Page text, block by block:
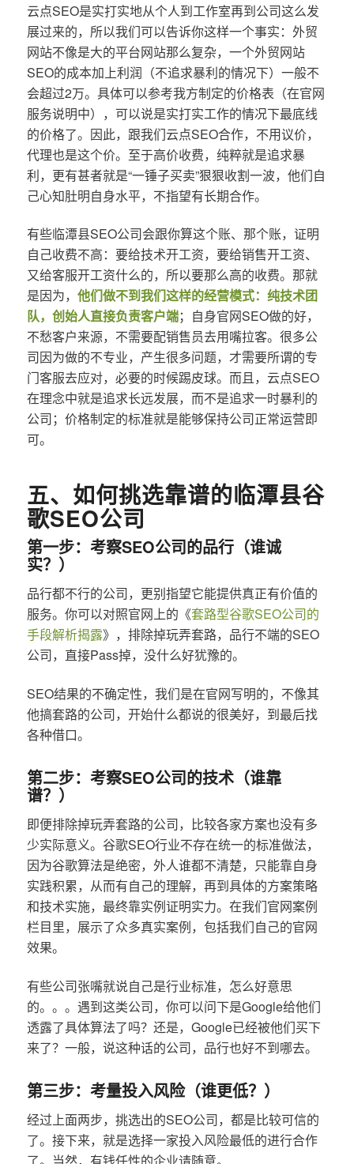
云点SEO是实打实地从个人到工作室再到公司这么发
展过来的，所以我们可以告诉你这样一个事实：外贸
网站不像是大的平台网站那么复杂，一个外贸网站
SEO的成本加上利润（不追求暴利的情况下）一般不
会超过2万。具体可以参考我方制定的价格表（在官网
服务说明中），可以说是实打实工作的情况下最底线
的价格了。因此，跟我们云点SEO合作，不用议价，
代理也是这个价。至于高价收费，纯粹就是追求暴
利，更有甚者就是“一锤子买卖”狠狠收割一波，他们自
己心知肚明自身水平，不指望有长期合作。
有些临潭县SEO公司会跟你算这个账、那个账，证明
自己收费不高：要给技术开工资，要给销售开工资、
又给客服开工资什么的，所以要那么高的收费。那就
是因为， 他们做不到我们这样的经营模式：纯技术团
队，创始人直接负责客户端；自身官网SEO做的好，
不愁客户来源，不需要配销售员去用嘴拉客。很多公
司因为做的不专业，产生很多问题，才需要所谓的专
门客服去应对，必要的时候踢皮球。而且，云点SEO
在理念中就是追求长远发展，而不是追求一时暴利的
公司；价格制定的标准就是能够保持公司正常运营即
可。
五、如何挑选靠谱的临潭县谷
歌SEO公司
第一步：考察SEO公司的品行（谁诚
实？）
品行都不行的公司，更别指望它能提供真正有价值的
服务。你可以对照官网上的《套路型谷歌SEO公司的
手段解析揭露》，排除掉玩弄套路，品行不端的SEO
公司，直接Pass掉，没什么好犹豫的。
SEO结果的不确定性，我们是在官网写明的，不像其
他搞套路的公司，开始什么都说的很美好，到最后找
各种借口。
第二步：考察SEO公司的技术（谁靠
谱？）
即便排除掉玩弄套路的公司，比较各家方案也没有多
少实际意义。谷歌SEO行业不存在统一的标准做法，
因为谷歌算法是绝密，外人谁都不清楚，只能靠自身
实践积累，从而有自己的理解，再到具体的方案策略
和技术实施，最终靠实例证明实力。在我们官网案例
栏目里，展示了众多真实案例，包括我们自己的官网
效果。
有些公司张嘴就说自己是行业标准，怎么好意思
的。。。遇到这类公司，你可以问下是Google给他们
透露了具体算法了吗？还是，Google已经被他们买下
来了？一般，说这种话的公司，品行也好不到哪去。
第三步：考量投入风险（谁更低？）
经过上面两步，挑选出的SEO公司，都是比较可信的
了。接下来，就是选择一家投入风险最低的进行合作